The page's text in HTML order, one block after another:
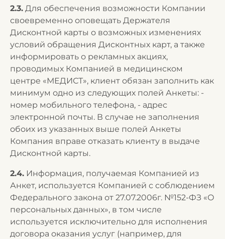
2.3. Для обеспечения возможности Компании
своевременно оповещать Держателя
Дисконтной карты о возможных изменениях
условий обращения Дисконтных карт, а также
информировать о рекламных акциях,
проводимых Компанией в медицинском
центре «МЕДИСТ», клиент обязан заполнить как
минимум одно из следующих полей Анкеты: -
номер мобильного телефона, - адрес
электронной почты. В случае не заполнения
обоих из указанных выше полей Анкеты
Компания вправе отказать клиенту в выдаче
Дисконтной карты.
2.4. Информация, получаемая Компанией из
Анкет, используется Компанией с соблюдением
Федерального закона от 27.07.2006г. №152-ФЗ «О
персональных данных», в том числе
используется исключительно для исполнения
договора оказания услуг (например, для